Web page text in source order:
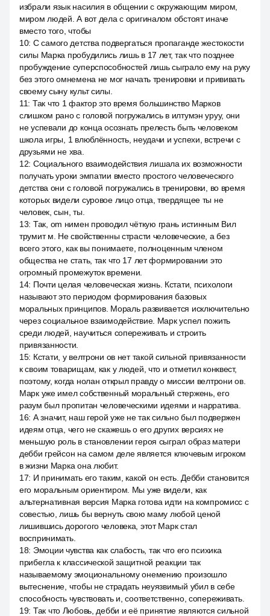
избрали язык насилия в общении с окружающим миром,
миром людей. А вот дела с оригиналом обстоят иначе
вместо того, чтобы
10: С самого детства подвергаться пропаганде жестокости
силы Марка пробудились лишь в 17 лет, так что позднее
пробуждение суперспособностей лишь сыграло ему на руку
без этого омнемена не мог начать тренировки и прививать
своему сыну культ силы.
11: Так что 1 фактор это время большинство Марков
слишком рано с головой погружались в илтумэн уруу, они
не успевали до конца осознать прелесть быть человеком
школа игры, 1 влюблённость, неудачи и успехи, встречи с
друзьями не хва.
12: Социального взаимодействия лишала их возможности
получать уроки эмпатии вместо простого человеческого
детства они с головой погружались в тренировки, во время
которых видели суровое лицо отца, твердящее ты не
человек, сын, ты.
13: Так, om нимен проводил чёткую грань истинным Вил
трумит м. Не свойственны страсти человеческие, а без
всего этого, как вы понимаете, полноценным членом
общества не стать, так что 17 лет формировании это
огромный промежуток времени.
14: Почти целая человеческая жизнь. Кстати, психологи
называют это периодом формирования базовых
моральных принципов. Мораль развивается исключительно
через социальное взаимодействие. Марк успел пожить
среди людей, научиться сопереживать и строить
привязанности.
15: Кстати, у велтрони ов нет такой сильной привязанности
к своим товарищам, как у людей, что и отметил конквест,
поэтому, когда нолан открыл правду о миссии велтрони ов.
Марк уже имел собственный моральный стержень, его
разум был пропитан человеческими идеями и нарратива.
16: А значит, наш герой уже не так сильно был подвержен
идеям отца, чего не скажешь о его других версиях не
меньшую роль в становлении героя сыграл образ матери
дебби грейсон на самом деле является ключевым игроком
в жизни Марка она любит.
17: И принимать его таким, какой он есть. Дебби становится
его моральным ориентиром. Мы уже видели, как
альтернативная версия Марка готова идти на компромисс с
совестью, лишь бы вернуть свою маму любой ценой
лишившись дорогого человека, этот Марк стал
воспринимать.
18: Эмоции чувства как слабость, так что его психика
прибегла к классической защитной реакции так
называемому эмоциональному онемению произошло
вытеснение, чтобы не страдать неуязвимый убил в себе
способность чувствовать и, соответственно, сопереживать.
19: Так что Любовь, дебби и её принятие являются сильной